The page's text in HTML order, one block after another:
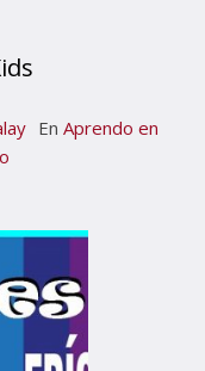
En Aprendo en